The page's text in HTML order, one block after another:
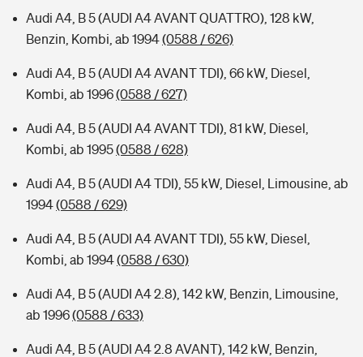
Audi A4, B 5 (AUDI A4 AVANT QUATTRO), 128 kW,
Benzin, Kombi, ab 1994(0588 / 626)
Audi A4, B 5 (AUDI A4 AVANT TDI), 66 kW, Diesel,
Kombi, ab 1996(0588 / 627)
Audi A4, B 5 (AUDI A4 AVANT TDI), 81 kW, Diesel,
Kombi, ab 1995(0588 / 628)
Audi A4, B 5 (AUDI A4 TDI), 55 kW, Diesel, Limousine, ab
1994(0588 / 629)
Audi A4, B 5 (AUDI A4 AVANT TDI), 55 kW, Diesel,
Kombi, ab 1994(0588 / 630)
Audi A4, B 5 (AUDI A4 2.8), 142 kW, Benzin, Limousine,
ab 1996(0588 / 633)
Audi A4, B 5 (AUDI A4 2.8 AVANT), 142 kW, Benzin,